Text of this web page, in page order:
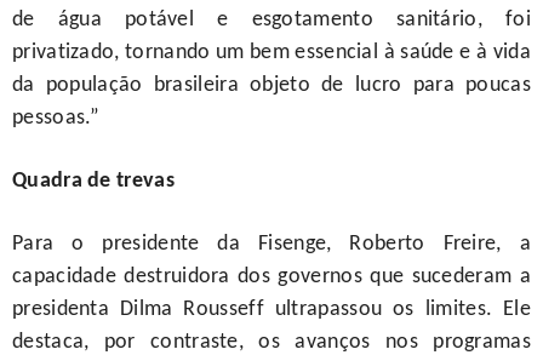
de água potável e esgotamento sanitário, foi
privatizado, tornando um bem essencial à saúde e à vida
da população brasileira objeto de lucro para poucas
pessoas.”
Quadra de trevas
Para o presidente da Fisenge, Roberto Freire, a
capacidade destruidora dos governos que sucederam a
presidenta Dilma Rousseff ultrapassou os limites. Ele
destaca, por contraste, os avanços nos programas